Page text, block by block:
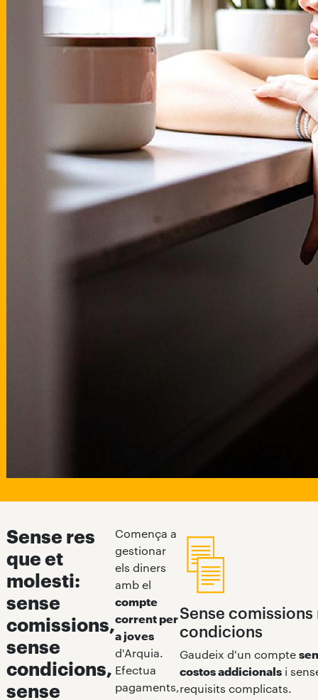
Sense res
que et
molesti:
sense
comissions,
sense
condicions,
sense
Comença a
gestionar
els diners
amb el
compte
corrent per
a joves
d'Arquia.
Efectua
pagaments,
Sense comissions
condicions
Gaudeix d'un compte
costos addicionalsi
requisits complicats.